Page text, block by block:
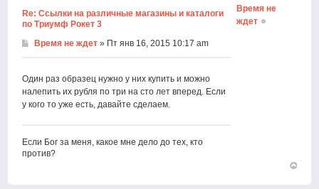
Re: Ссылки на различные магазины и каталоги
по Триумф Рокет 3
Время не ждет » Пт янв 16, 2015 10:17 am
Один раз образец нужно у них купить и можно
налепить их рубля по три на сто лет вперед. Если
у кого то уже есть, давайте сделаем.
Если Бог за меня, какое мне дело до тех, кто
против?
Время не
ждет